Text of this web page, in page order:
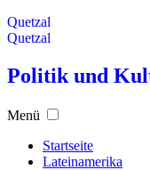
Quetzal
Quetzal
Politik und
Menü
Startseite
Lateinamerika